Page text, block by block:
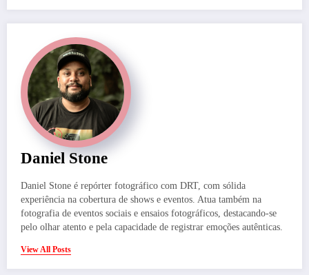
Daniel Stone
Daniel Stone é repórter fotográfico com DRT, com sólida
experiência na cobertura de shows e eventos. Atua também na
fotografia de eventos sociais e ensaios fotográficos, destacando-se
pelo olhar atento e pela capacidade de registrar emoções autênticas.
View All Posts